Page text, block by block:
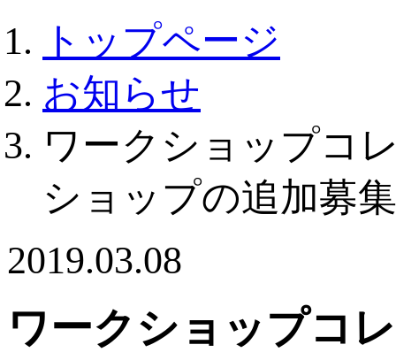
トップページ
お知らせ
ワークショップコ
ショップの追加募
2019.03.08
ワークショップコ